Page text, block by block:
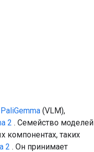
PaliGemma (VLM),
2 . Семейство моделей
компонентах, таких
2 . Он принимает